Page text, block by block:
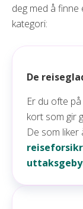
deg med å
kategori:
De
Er du ofte
kort som gir
De som